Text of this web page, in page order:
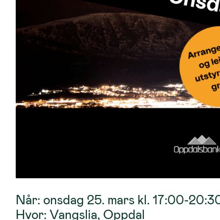
Når: onsdag 25. mars kl. 17:00-
Hvor: Vangslia, Oppdal